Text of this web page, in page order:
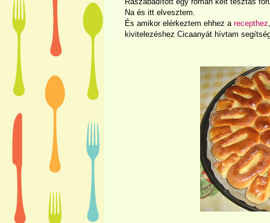
Na és itt elvesztem.
És amikor elérkeztem ehhez a recepthez
kivitelezéshez Cicaanyát hívtam